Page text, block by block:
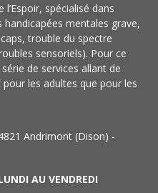
spécialisé dans
handicapées mentales grave,
trouble du spectre
sensoriels). Pour ce
de services allant de
pour les adultes que pour les
Andrimont (Dison) -
AU VENDREDI